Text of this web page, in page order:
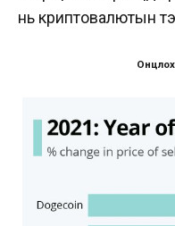
нь криптовалютын